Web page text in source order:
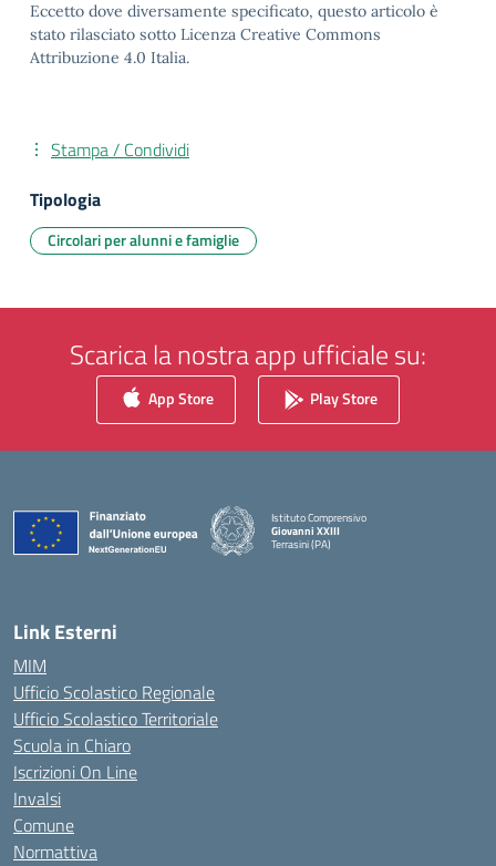
Eccetto dove diversamente specificato, questo articolo è
stato rilasciato sotto Licenza Creative Commons
Attribuzione 4.0 Italia.
Stampa / Condividi
Tipologia
Circolari per alunni e famiglie
Scarica la nostra app ufficiale su:
App Store Play Store
Istituto Comprensivo
Giovanni XXIII
Terrasini (PA)
Link Esterni
MIM
Ufficio Scolastico Regionale
Ufficio Scolastico Territoriale
Scuola in Chiaro
Iscrizioni On Line
Invalsi
Comune
Normattiva